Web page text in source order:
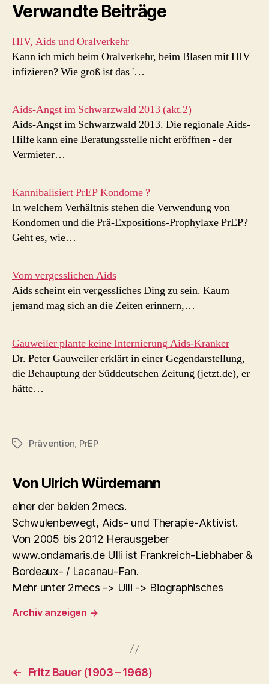
Verwandte Beiträge
HIV, Aids und Oralverkehr
Kann ich mich beim Oralverkehr, beim Blasen mit HIV
infizieren? Wie groß ist das '…
Aids-Angst im Schwarzwald 2013 (akt.2)
Aids-Angst im Schwarzwald 2013. Die regionale Aids-
Hilfe kann eine Beratungsstelle nicht eröffnen - der
Vermieter…
Kannibalisiert PrEP Kondome ?
In welchem Verhältnis stehen die Verwendung von
Kondomen und die Prä-Expositions-Prophylaxe PrEP?
Geht es, wie…
Vom vergesslichen Aids
Aids scheint ein vergessliches Ding zu sein. Kaum
jemand mag sich an die Zeiten erinnern,…
Gauweiler plante keine Internierung Aids-Kranker
Dr. Peter Gauweiler erklärt in einer Gegendarstellung,
die Behauptung der Süddeutschen Zeitung (jetzt.de), er
hätte…
Schlagwörter
Prävention, PrEP
Von Ulrich Würdemann
einer der beiden 2mecs.
Schwulenbewegt, Aids- und Therapie-Aktivist.
Von 2005 bis 2012 Herausgeber
www.ondamaris.de Ulli ist Frankreich-Liebhaber &
Bordeaux- / Lacanau-Fan.
Mehr unter 2mecs -> Ulli -> Biographisches
Archiv anzeigen →
←
Fritz Bauer (1903 – 1968)